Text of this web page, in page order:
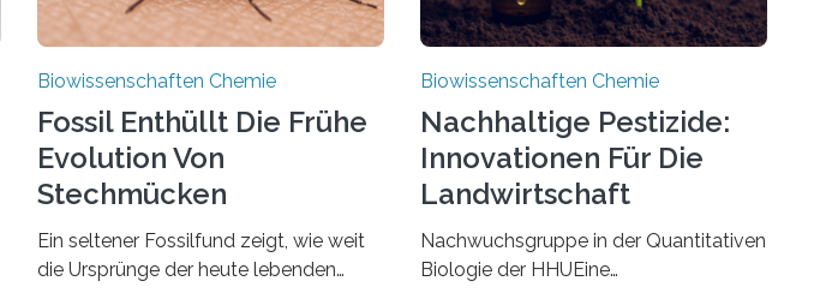
Biowissenschaften Chemie
Fossil Enthüllt Die Frühe
Evolution Von
Stechmücken
Ein seltener Fossilfund zeigt, wie weit
die Ursprünge der heute lebenden
Biowissenschaften Chemie
Nachhaltige Pestizide:
Innovationen Für Die
Landwirtschaft
Nachwuchsgruppe in der Quantitativen
Biologie der HHUEine